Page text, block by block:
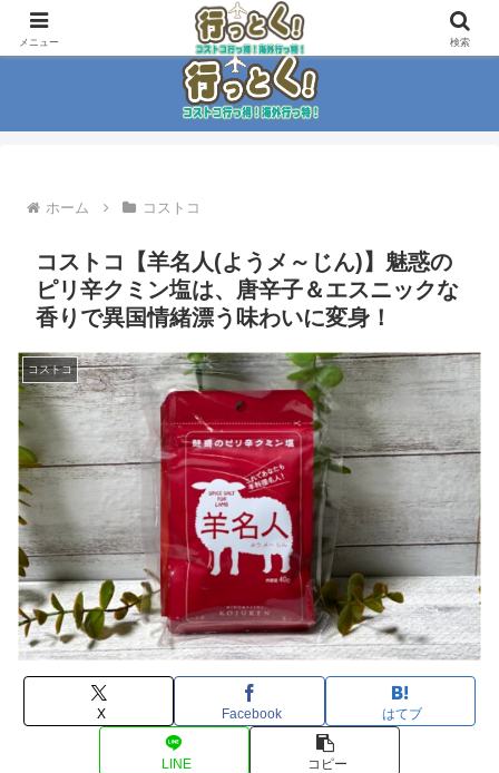
コストコ大好き家族がイチ押商品紹介！！
ホーム コストコ
コストコ【羊名人(ようメ～じん)】魅惑の
ピリ辛クミン塩は、唐辛子＆エスニックな
香りで異国情緒漂う味わいに変身！
コストコ
X Facebook はてブ
LINE コピー
メニュー 検索